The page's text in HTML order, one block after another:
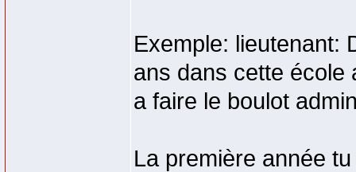
Exemple: lieutenant:
ans dans cette école
a faire le boulot
La première année